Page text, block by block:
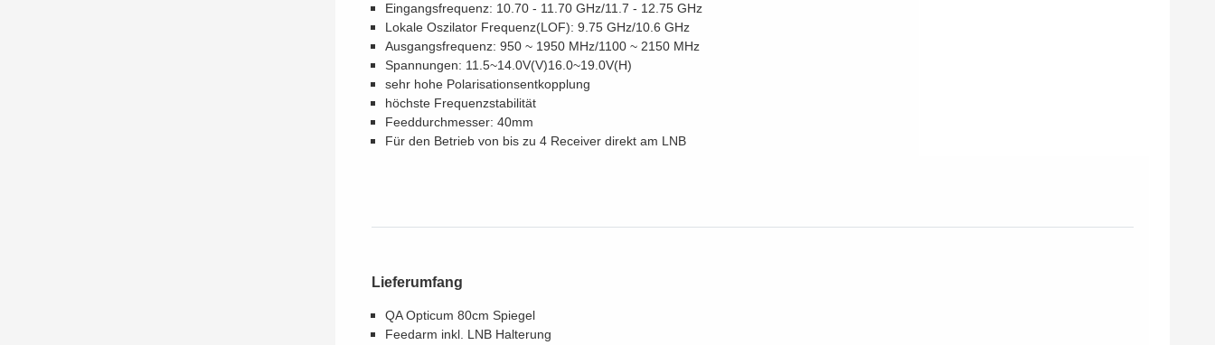
Eingangsfrequenz: 10.70 - 11.70 GHz/11.7 - 12.75 GHz
Lokale Oszilator Frequenz(LOF): 9.75 GHz/10.6 GHz
Ausgangsfrequenz: 950 ~ 1950 MHz/1100 ~ 2150 MHz
Spannungen: 11.5~14.0V(V)16.0~19.0V(H)
sehr hohe Polarisationsentkopplung
höchste Frequenzstabilität
Feeddurchmesser: 40mm
Für den Betrieb von bis zu 4 Receiver direkt am LNB
Lieferumfang
QA Opticum 80cm Spiegel
Feedarm inkl. LNB Halterung